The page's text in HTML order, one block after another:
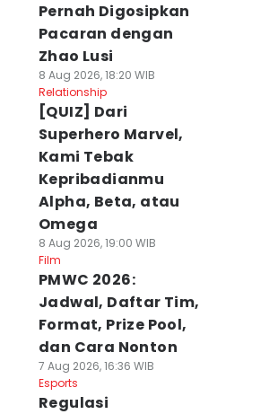
Pernah Digosipkan
Pacaran dengan
Zhao Lusi
8 Aug 2026, 18:20 WIB
Relationship
[QUIZ] Dari
Superhero Marvel,
Kami Tebak
Kepribadianmu
Alpha, Beta, atau
Omega
8 Aug 2026, 19:00 WIB
Film
PMWC 2026:
Jadwal, Daftar Tim,
Format, Prize Pool,
dan Cara Nonton
7 Aug 2026, 16:36 WIB
Esports
Regulasi